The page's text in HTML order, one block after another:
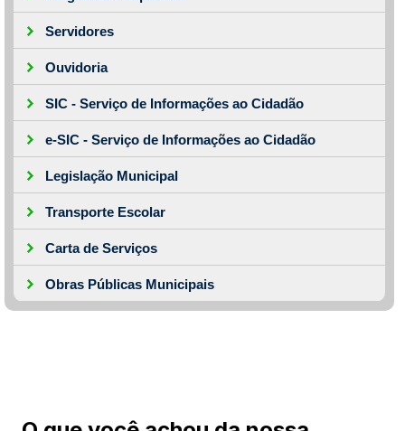
Servidores
Ouvidoria
SIC - Serviço de Informações ao Cidadão
e-SIC - Serviço de Informações ao Cidadão
Legislação Municipal
Transporte Escolar
Carta de Serviços
Obras Públicas Municipais